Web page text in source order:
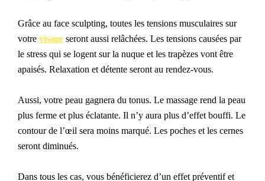
Grâce au face sculpting, toutes les tensions musculaires sur
votre visage seront aussi relâchées. Les tensions causées par
le stress qui se logent sur la nuque et les trapèzes vont être
apaisés. Relaxation et détente seront au rendez-vous.
Aussi, votre peau gagnera du tonus. Le massage rend la peau
plus ferme et plus éclatante. Il n’y aura plus d’effet bouffi. Le
contour de l’œil sera moins marqué. Les poches et les cernes
seront diminués.
Dans tous les cas, vous bénéficierez d’un effet préventif et